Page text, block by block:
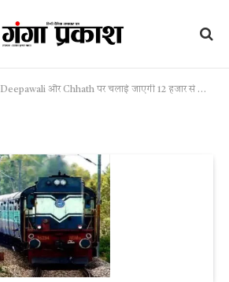
Deepawali और Chhath पर चलाई जाएगी 12 हजार से ज्यादा स्पेशल ट्रेनें